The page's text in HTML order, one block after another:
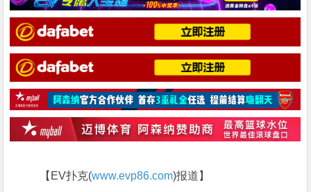
【EV扑克(www.evp86.com)报道】